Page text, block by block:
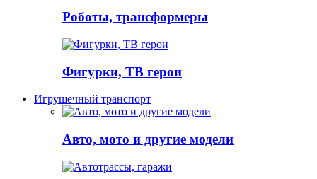
Роботы, трансформеры
Фигурки, ТВ герои
Игрушечный транспорт
Авто, мото и другие модели